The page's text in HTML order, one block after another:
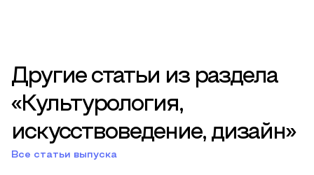
Другие статьи из раздела
«Культурология,
искусствоведение, дизайн»
Все статьи выпуска